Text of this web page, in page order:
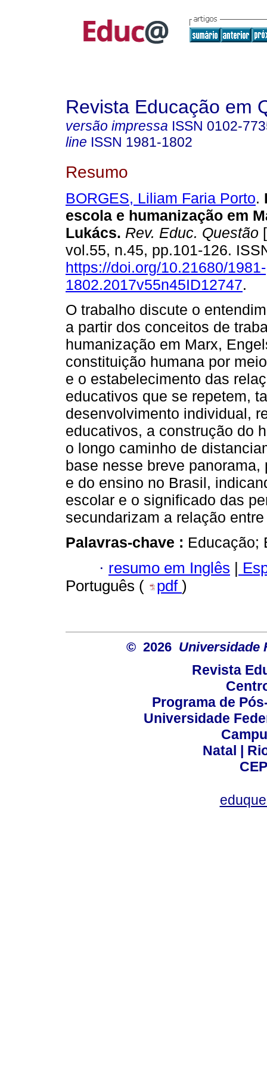
Revista Educação em
versão impressa ISSN 0102-
line ISSN 1981-1802
Resumo
BORGES, Liliam Faria Porto.
escola e humanização em
Lukács. Rev. Educ. Questão
vol.55, n.45, pp.101-126.
https://doi.org/10.21680/1981-
1802.2017v55n45ID12747.
O trabalho discute o
a partir dos conceitos de
humanização em Marx,
constituição humana por
e o estabelecimento das
educativos que se repetem,
desenvolvimento individual,
educativos, a construção do
o longo caminho de
base nesse breve
e do ensino no Brasil,
escolar e o significado das
secundarizam a relação
Palavras-chave : Educação;
· resumo em Inglês |
Português (
pdf )
© 2026 Universidade
Revista
Programa de
Universidade
Natal |